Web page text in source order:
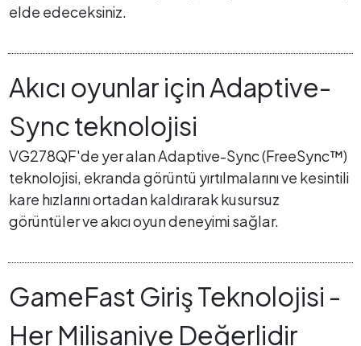
elde edeceksiniz.
Akıcı oyunlar için Adaptive-
Sync teknolojisi
VG278QF'de yer alan Adaptive-Sync (FreeSync™)
teknolojisi, ekranda görüntü yırtılmalarını ve kesintili
kare hızlarını ortadan kaldırarak kusursuz
görüntüler ve akıcı oyun deneyimi sağlar.
GameFast Giriş Teknolojisi -
Her Milisaniye Değerlidir